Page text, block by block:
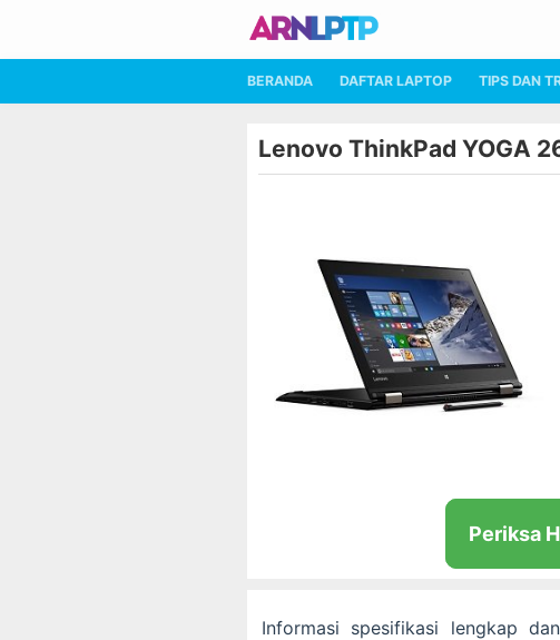
BERANDA DAFTAR LAPTOP TIPS DAN
Lenovo ThinkPad YOGA
Periksa
Informasi spesifikasi lengkap